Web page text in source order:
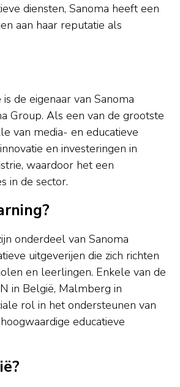
diensten, Sanoma heeft een
aan haar reputatie als
de eigenaar van Sanoma
Group. Als een van de grootste
van media- en educatieve
en investeringen in
waardoor het een
in de sector.
onderdeel van Sanoma
uitgeverijen die zich richten
en leerlingen. Enkele van de
in België, Malmberg in
rol in het ondersteunen van
educatieve